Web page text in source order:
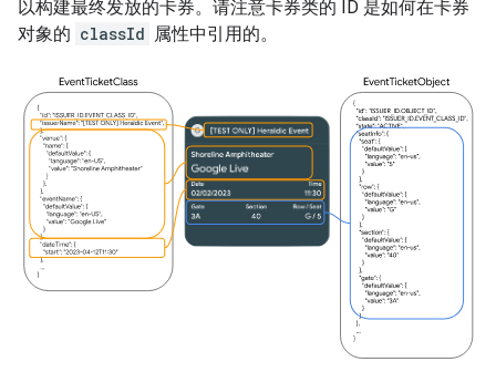
以构建最终发放的卡券。请注意卡券类的 ID 是如何在卡券
对象的 classId 属性中引用的。